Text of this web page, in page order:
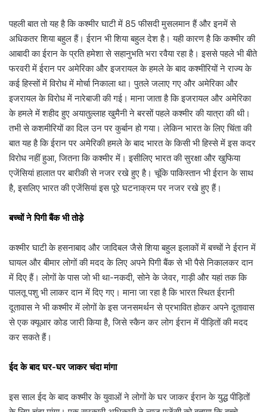
पहली बात तो यह है कि कश्मीर घाटी में 85 फीसदी मुसलमान हैं और इनमें से
अधिकतर शिया बहुल हैं। ईरान भी शिया बहुल देश है। यही कारण है कि कश्मीर की
आबादी का ईरान के प्रति हमेशा से सहानुभति भरा रवैया रहा है। इससे पहले भी बीते
फरवरी में ईरान पर अमेरिका और इजरायल के हमले के बाद कश्मीरियों ने राज्य के
कई हिस्सों में विरोध में मोर्चा निकाला था। पुतले जलाए गए और अमेरिका और
इजरायल के विरोध में नारेबाजी की गई। माना जाता है कि इजरायल और अमेरिका
के हमले में शहीद हुए अयातुल्लाह खुमैनी ने बरसों पहले कश्मीर की यात्रा की थी।
तभी से कशमीरियों का दिल उन पर कुर्बान हो गया। लेकिन भारत के लिए चिंता की
बात यह है कि ईरान पर अमेरिकी हमले के बाद भारत के किसी भी हिस्से में इस कदर
विरोध नहीं हुआ, जितना कि कश्मीर में। इसीलिए भारत की सुरक्षा और खुफिया
एजेंसियां हालात पर बारीकी से नजर रखे हुए है। चूंकि पाकिस्तान भी ईरान के साथ
है, इसलिए भारत की एजेंसियां इस पूरे घटनाक्रम पर नजर रखे हुए हैं।
बच्चों ने पिगी बैंक भी तोड़े
कश्मीर घाटी के हसनाबाद और जादिबल जैसे शिया बहुल इलाकों में बच्चों ने ईरान में
घायल और बीमार लोगों की मदद के लिए अपने पिगी बैंक से भी पैसे निकालकर दान
में दिए हैं। लोगों के पास जो भी था-नकदी, सोने के जेवर, गाड़ी और यहां तक कि
पालतू पशु भी लाकर दान में दिए गए। माना जा रहा है कि भारत स्थित ईरानी
दूतावास ने भी कश्मीर में लोगों के इस जनसमर्थन से प्रभावित होकर अपने दूतावास
से एक क्यूआर कोड जारी किया है, जिसे स्कैन कर लोग ईरान में पीड़ितों की मदद
कर सकते हैं।
ईद के बाद घर-घर जाकर चंदा मांगा
इस साल ईद के बाद कश्मीर के युवाओं ने लोगों के घर जाकर ईरान के युद्ध पीड़ितों